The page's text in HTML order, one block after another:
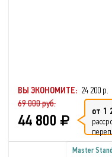
ВЫ ЭКОНОМИТЕ: 24 200 р.
69 000 руб.
44 800 от 1
Master